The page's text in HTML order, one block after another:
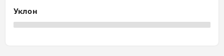
Уклон